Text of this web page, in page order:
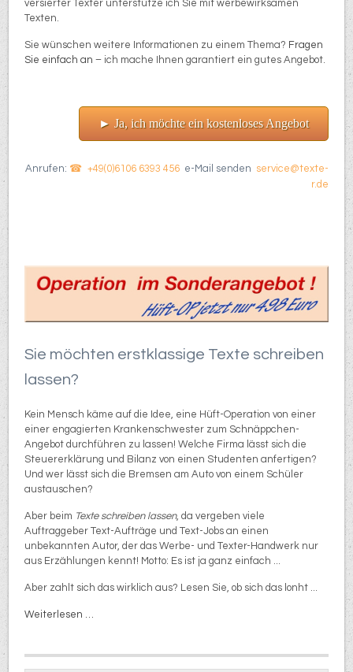
versierter Texter unterstütze ich Sie mit werbewirksamen
Texten.
Sie wünschen weitere Informationen zu einem Thema? Fragen
Sie einfach an – ich mache Ihnen garantiert ein gutes Angebot.
► Ja, ich möchte ein kostenloses Angebot
Anrufen: +49(0)6106 6393 456e-Mail senden service@texte-
r.de
Sie möchten erstklassige Texte schreiben
lassen?
Kein Mensch käme auf die Idee, eine Hüft-Operation von einer
einer engagierten Krankenschwester zum Schnäppchen-
Angebot durchführen zu lassen! Welche Firma lässt sich die
Steuererklärung und Bilanz von einen Studenten anfertigen?
Und wer lässt sich die Bremsen am Auto von einem Schüler
austauschen?
Aber beim Texte schreiben lassen, da vergeben viele
Auftraggeber Text-Aufträge und Text-Jobs an einen
unbekannten Autor, der das Werbe- und Texter-Handwerk nur
aus Erzählungen kennt! Motto: Es ist ja ganz einfach ...
Aber zahlt sich das wirklich aus? Lesen Sie, ob sich das lonht ...
Weiterlesen …